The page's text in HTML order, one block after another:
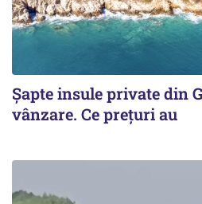
Șapte insule private din
vânzare. Ce prețuri au